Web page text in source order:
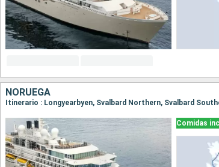
NORUEGA
Comidas